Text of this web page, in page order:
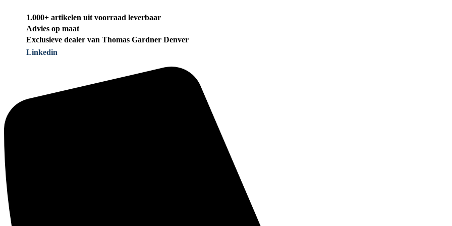
1.000+ artikelen uit voorraad leverbaar
Advies op maat
Exclusieve dealer van Thomas Gardner Denver
Linkedin